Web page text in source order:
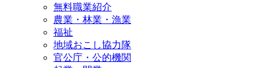
無料職業紹介
農業・林業・漁業
福祉
地域おこし協力隊
官公庁・公的機関